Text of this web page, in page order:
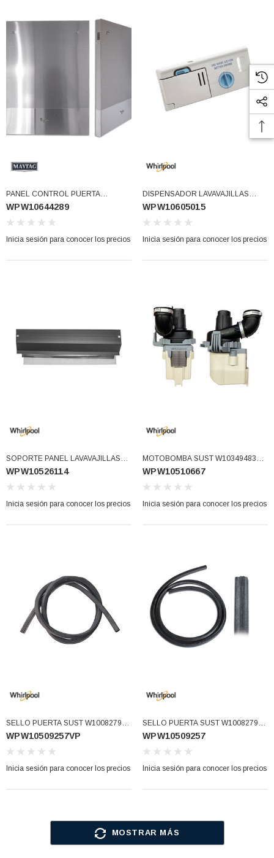
PANEL CONTROL PUERTA
W10644289 (WPW10644289)
WPW10644289
Inicia sesión para conocer los precios
DISPENSADOR LAVAVAJILLAS
(WPW10605015)
WPW10605015
Inicia sesión para conocer los precios
SOPORTE PANEL LAVAVAJILLAS
(WPW10526114)
WPW10526114
Inicia sesión para conocer los precios
MOTOBOMBA SUST W10349483
W10440715 WPW10510666
W10315894, W10440714
W11032770 (WPW10510667)
WPW10510667
Inicia sesión para conocer los precios
SELLO PUERTA SUST W10082795
W10509257 WPW10509257VP
(WPW10509257VP)
WPW10509257VP
Inicia sesión para conocer los precios
SELLO PUERTA SUST W10082795
W10509257 WPW10509257VP
(WPW10509257)
WPW10509257
Inicia sesión para conocer los precios
MOSTRAR MÁS